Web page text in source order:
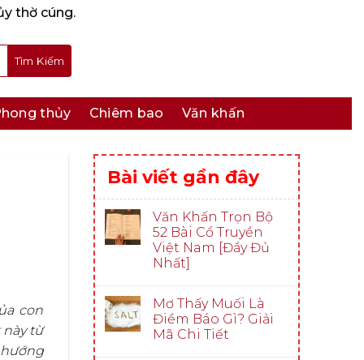
thờ cúng.
thủy Chiêm bao Văn khấn
con
này từ
Bài viết gần đây
Văn Khấn Trọn Bộ
52 Bài Cổ Truyền
Việt Nam [Đầy Đủ
Nhất]
Mơ Thấy Muối Là
Điềm Báo Gì? Giải
Mã Chi Tiết